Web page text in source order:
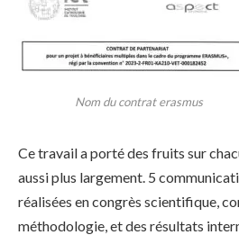
Nom du contrat erasmus
Ce travail a porté des fruits sur
aussi plus largement. 5
réalisées en congrès scientifique,
méthodologie, et des résultats